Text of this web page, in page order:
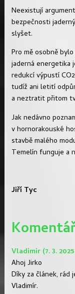
Neexistují
bezpečnosti
slyšet.
Pro mě osobně
jaderná energetika
redukcí výpustí
tudíž ani letití
a neztratit přitom
Jak nedávno
v hornorakouské
stavbě malého
Temelín funguje a
Jiří Tyc
Vladimir (7. 3.
Ahoj Jirko
Díky za článek, rád
Vladimír.